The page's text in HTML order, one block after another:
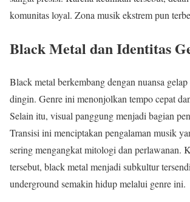
komunitas loyal. Zona musik ekstrem pun
Black Metal dan Identitas
Black metal berkembang dengan nuansa
dingin. Genre ini menonjolkan tempo cepat
Selain itu, visual panggung menjadi bagian
Transisi ini menciptakan pengalaman musik
sering mengangkat mitologi dan perlawanan.
tersebut, black metal menjadi subkultur
underground semakin hidup melalui genre ini.